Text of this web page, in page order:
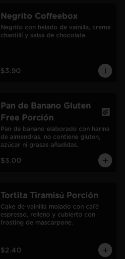
Negrito Coffeebox
Negrito con helado de vainilla, crema
chantillí y salsa de chocolate.
$3.90
Pan de Banano Gluten
Free Porción
Pan de banano elaborado con harina
de almendras, no contiene gluten,
azúcar ni grasas añadidas.
$3.00
Tortita Tiramisú Porción
Cake de vainilla mojado con café
espresso, relleno y cubierto con
frosting de mascarpone.
$2.40